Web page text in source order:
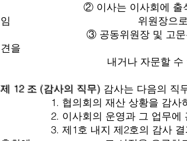
② 이사는 이사회에 출석하여 협
임 위원장으로부터 위임
③ 공동위원장 및 고문은 이사회
견을
내거나 자문할 수 있
제 12 조 (감사의 직무) 감사는 다음의 직
1. 협의회의 재산 상황을 감사
2. 이사회의 운영과 그 업무에 관
3. 제1호 내지 제2호의 감사 결과를